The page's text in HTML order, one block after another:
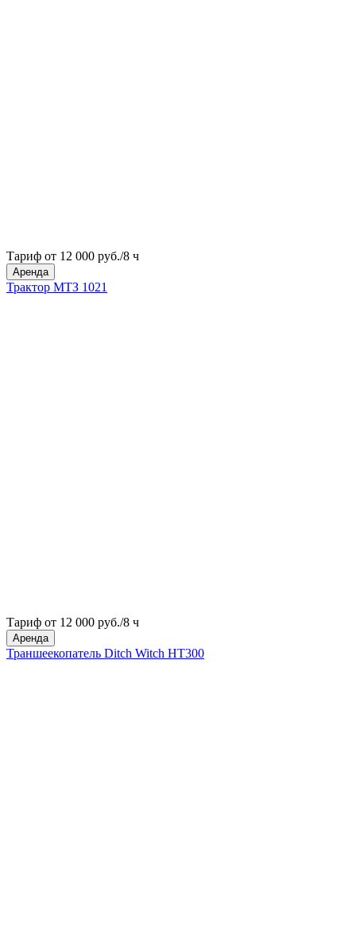
Тариф от 12 000 руб./8 ч
Аренда
Трактор МТЗ 1021
Тариф от 12 000 руб./8 ч
Аренда
Траншеекопатель Ditch Witch HT300